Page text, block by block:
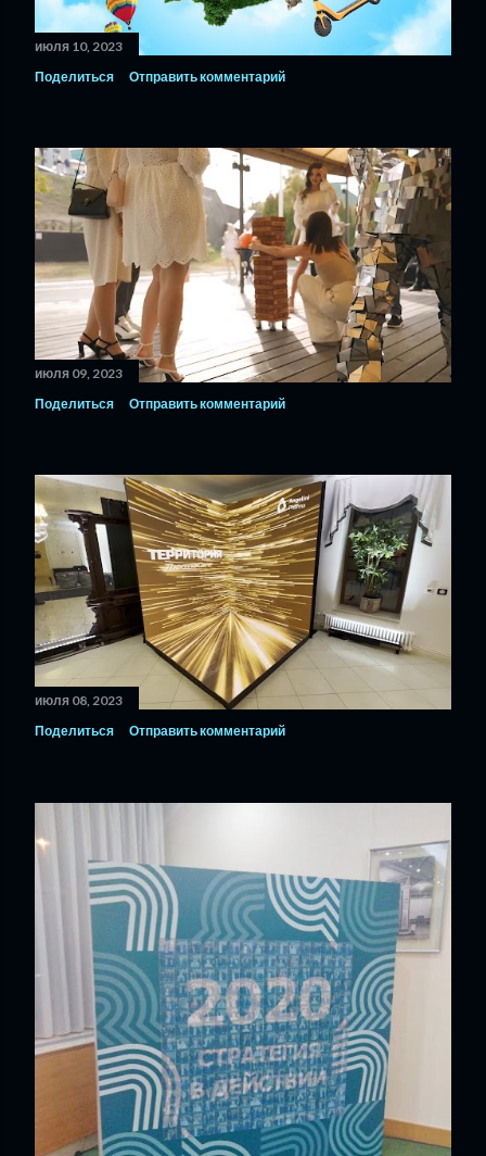
июля 10, 2023
Поделиться
Отправить комментарий
июля 09, 2023
Поделиться
Отправить комментарий
июля 08, 2023
Поделиться
Отправить комментарий